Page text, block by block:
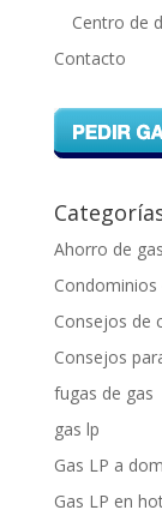
Centro de
Contacto
Ahorro de gas
Condominios
Consejos de
Consejos
fugas de gas
gas lp
Gas LP a
Gas LP en